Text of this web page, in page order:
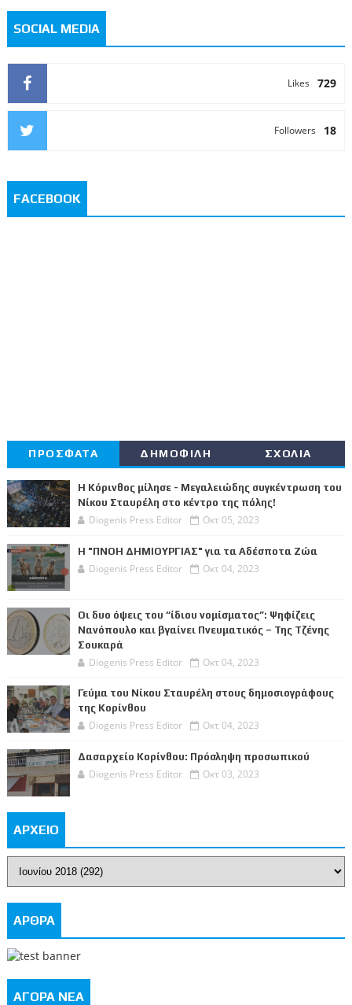
SOCIAL MEDIA
729
Likes
18
Followers
FACEBOOK
ΠΡΟΣΦΑΤΑ ΔΗΜΟΦΙΛΗ ΣΧΟΛΙΑ
Η Κόρινθος μίλησε - Μεγαλειώδης συγκέντρωση του
Νίκου Σταυρέλη στο κέντρο της πόλης!
Diogenis Press Editor Οκτ 05, 2023
Η "ΠΝΟΗ ΔΗΜΙΟΥΡΓΙΑΣ" για τα Αδέσποτα Ζώα
Diogenis Press Editor Οκτ 04, 2023
Οι δυο όψεις του “ίδιου νομίσματος”: Ψηφίζεις
Νανόπουλο και βγαίνει Πνευματικός – Της Τζένης
Σουκαρά
Diogenis Press Editor Οκτ 04, 2023
Γεύμα του Νίκου Σταυρέλη στους δημοσιογράφους
της Κορίνθου
Diogenis Press Editor Οκτ 04, 2023
Δασαρχείο Κορίνθου: Πρόσληψη προσωπικού
Diogenis Press Editor Οκτ 03, 2023
ΑΡΧΕΙΟ
ΑΡΘΡΑ
ΑΓΟΡΑ ΝΕΑ